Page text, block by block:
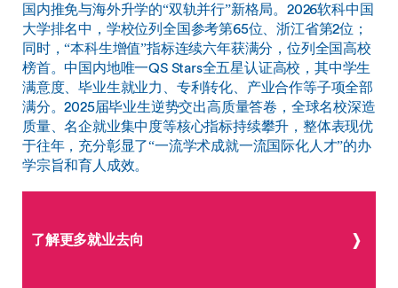
国内推免与海外升学的“双轨并行”新格局。2026软科中国
大学排名中，学校位列全国参考第65位、浙江省第2位；
同时，“本科生增值”指标连续六年获满分，位列全国高校
榜首。中国内地唯一QS Stars全五星认证高校，其中学生
满意度、毕业生就业力、专利转化、产业合作等子项全部
满分。2025届毕业生逆势交出高质量答卷，全球名校深造
质量、名企就业集中度等核心指标持续攀升，整体表现优
于往年，充分彰显了“一流学术成就一流国际化人才”的办
学宗旨和育人成效。
了解更多就业去向